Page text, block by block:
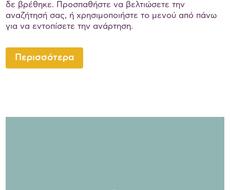
δε βρέθηκε. Προσπαθήστε να βελτιώσετε την
αναζήτησή σας, ή χρησιμοποιήστε το μενού από πάνω
για να εντοπίσετε την ανάρτηση.
Περισσότερα